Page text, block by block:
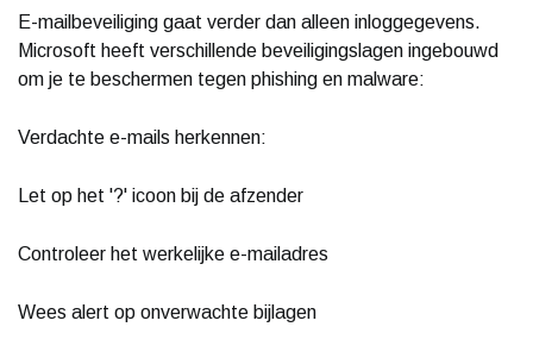
E-mailbeveiliging gaat verder dan alleen inloggegevens.
Microsoft heeft verschillende beveiligingslagen ingebouwd
om je te beschermen tegen phishing en malware:
Verdachte e-mails herkennen:
Let op het '?' icoon bij de afzender
Controleer het werkelijke e-mailadres
Wees alert op onverwachte bijlagen